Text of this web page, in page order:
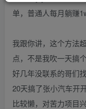
我跟你讲，这个方法
点，不是我吹一天搞
好几年没联系的哥们
20天搞了张小汽车开
比较懒，对苦力项目